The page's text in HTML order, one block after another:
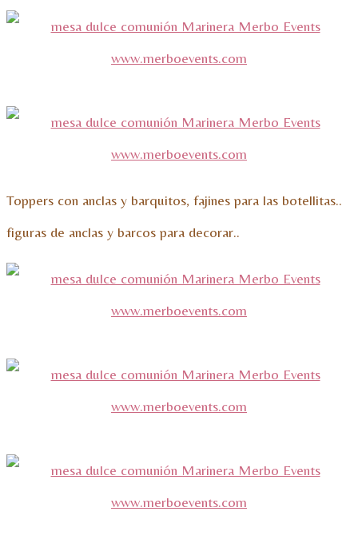
Toppers con anclas y barquitos, fajines para las botellitas..
figuras de anclas y barcos para decorar..